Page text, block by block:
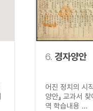
6. 경자양안
어진 정치의 시
양안』 교과서
역 학습내용 ...